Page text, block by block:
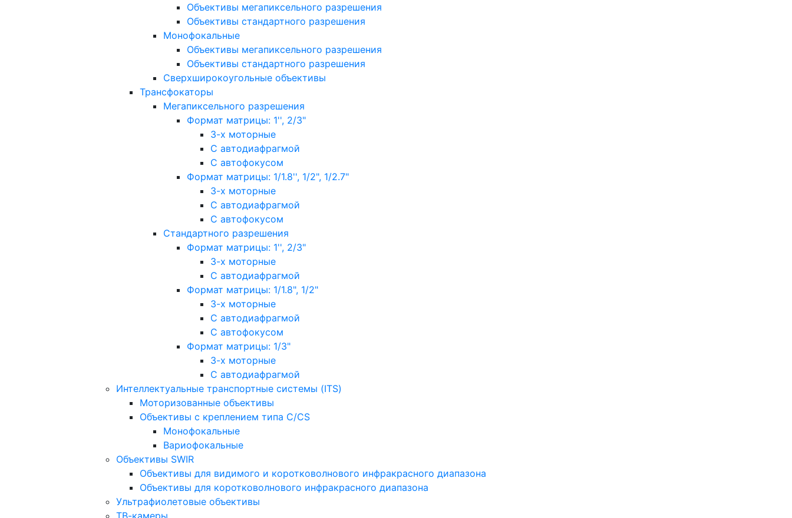
Объективы мегапиксельного разрешения
Объективы стандартного разрешения
Монофокальные
Объективы мегапиксельного разрешения
Объективы стандартного разрешения
Сверхширокоугольные объективы
Трансфокаторы
Мегапиксельного разрешения
Формат матрицы: 1'', 2/3"
3-х моторные
С автодиафрагмой
С автофокусом
Формат матрицы: 1/1.8'', 1/2", 1/2.7"
3-х моторные
С автодиафрагмой
С автофокусом
Стандартного разрешения
Формат матрицы: 1'', 2/3"
3-х моторные
С автодиафрагмой
Формат матрицы: 1/1.8", 1/2"
3-х моторные
С автодиафрагмой
С автофокусом
Формат матрицы: 1/3"
3-х моторные
С автодиафрагмой
Интеллектуальные транспортные системы (ITS)
Моторизованные объективы
Объективы с креплением типа C/CS
Монофокальные
Вариофокальные
Объективы SWIR
Объективы для видимого и коротковолнового инфракрасного диапазона
Объективы для коротковолнового инфракрасного диапазона
Ультрафиолетовые объективы
ТВ-камеры